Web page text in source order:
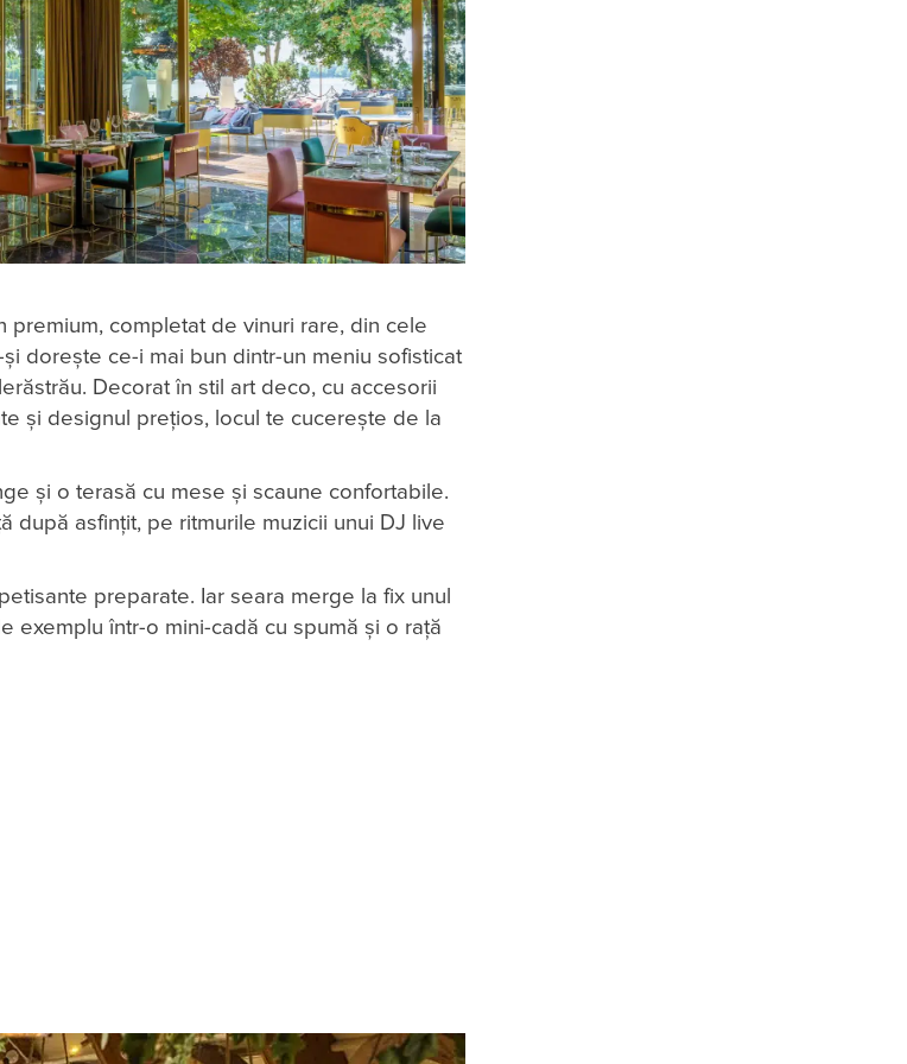
premium, completat de vinuri rare, din cele
doreşte ce-i mai bun dintr-un meniu sofisticat
Decorat în stil art deco, cu accesorii
şi designul preţios, locul te cucereşte de la
şi o terasă cu mese şi scaune confortabile.
după asfinţit, pe ritmurile muzicii unui DJ live
preparate. Iar seara merge la fix unul
exemplu într-o mini-cadă cu spumă şi o rață